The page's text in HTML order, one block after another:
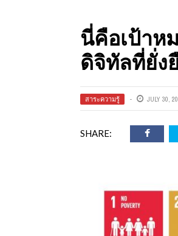
นี่คือเป้าห
ดิจิทัลที่ยั่ง
สาระความรู้ JULY 30,
SHARE: